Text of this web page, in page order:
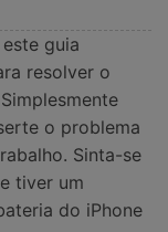
guia
resolver o
o problema
Sinta-se
tiver um
do iPhone